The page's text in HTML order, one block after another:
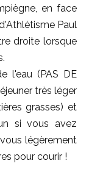
en face
Paul
droite lorsque
l'eau (PAS DE
très léger
grasses) et
si vous avez
légèrement
pour courir !